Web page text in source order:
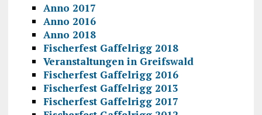
Anno 2017
Anno 2016
Anno 2018
Fischerfest Gaffelrigg 2018
Veranstaltungen in Greifswald
Fischerfest Gaffelrigg 2016
Fischerfest Gaffelrigg 2013
Fischerfest Gaffelrigg 2017